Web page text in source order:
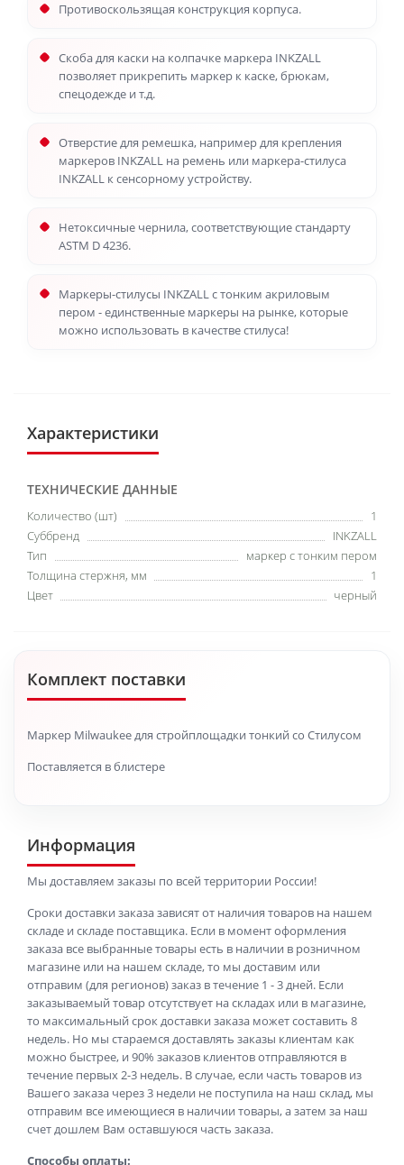
Противоскользящая конструкция корпуса.
Скоба для каски на колпачке маркера INKZALL
позволяет прикрепить маркер к каске, брюкам,
спецодежде и т.д.
Отверстие для ремешка, например для крепления
маркеров INKZALL на ремень или маркера-стилуса
INKZALL к сенсорному устройству.
Нетоксичные чернила, соответствующие стандарту
ASTM D 4236.
Маркеры-стилусы INKZALL с тонким акриловым
пером - единственные маркеры на рынке, которые
можно использовать в качестве стилуса!
Характеристики
ТЕХНИЧЕСКИЕ ДАННЫЕ
Количество (шт)
1
Суббренд
INKZALL
Тип
маркер с тонким пером
Толщина стержня, мм
1
Цвет
черный
Комплект поставки
Маркер Milwaukee для стройплощадки тонкий со Стилусом
Поставляется в блистере
Информация
Мы доставляем заказы по всей территории России!
Сроки доставки заказа зависят от наличия товаров на нашем
складе и складе поставщика. Если в момент оформления
заказа все выбранные товары есть в наличии в розничном
магазине или на нашем складе, то мы доставим или
отправим (для регионов) заказ в течение 1 - 3 дней. Если
заказываемый товар отсутствует на складах или в магазине,
то максимальный срок доставки заказа может составить 8
недель. Но мы стараемся доставлять заказы клиентам как
можно быстрее, и 90% заказов клиентов отправляются в
течение первых 2-3 недель. В случае, если часть товаров из
Вашего заказа через 3 недели не поступила на наш склад, мы
отправим все имеющиеся в наличии товары, а затем за наш
счет дошлем Вам оставшуюся часть заказа.
Способы оплаты: